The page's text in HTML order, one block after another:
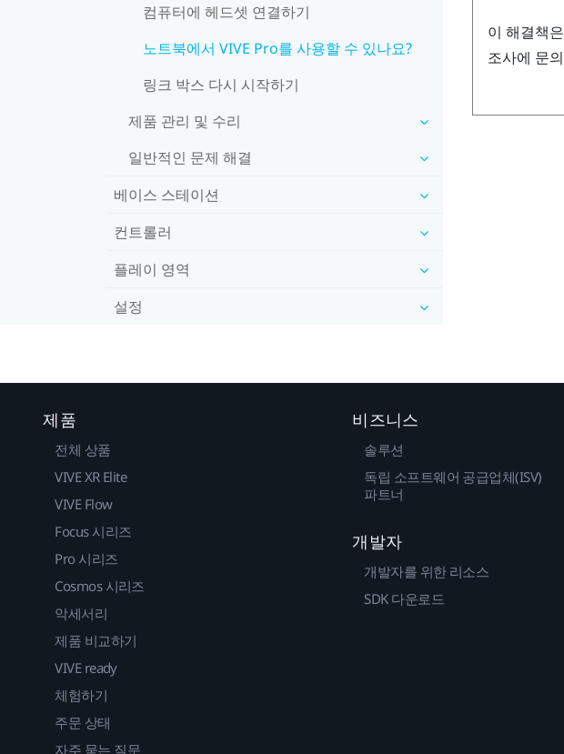
컴퓨터에 헤드셋 연결하기
노트북에서 VIVE Pro를 사용할 수 있나요?
링크 박스 다시 시작하기
제품 관리 및 수리
일반적인 문제 해결
베이스 스테이션
컨트롤러
플레이 영역
설정
이 해결책
조사에 문
제품
전체 상품
VIVE XR Elite
VIVE Flow
Focus 시리즈
Pro 시리즈
Cosmos 시리즈
악세서리
제품 비교하기
VIVE ready
체험하기
주문 상태
자주 묻는 질문
비즈니스
솔루션
독립 소프트웨어 공급업체(ISV)
파트너
개발자
개발자를 위한 리소스
SDK 다운로드